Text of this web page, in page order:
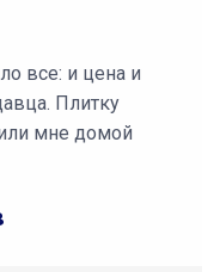
все: и цена и
Плитку
мне домой